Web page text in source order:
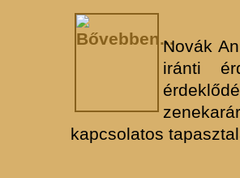
Novák
iránti
kapcsolatos